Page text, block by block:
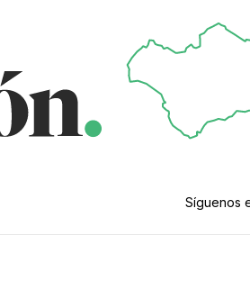
Síguenos